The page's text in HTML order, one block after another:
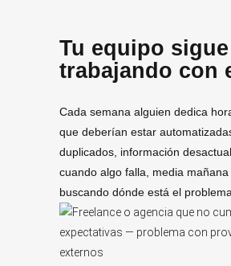
Tu equipo sigue
trabajando con
Cada semana alguien dedica
que deberían estar
duplicados, información
cuando algo falla, media mañana
buscando dónde está el problema.